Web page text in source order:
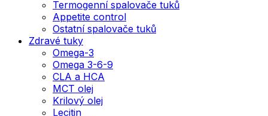
Termogenní spalovače tuků
Appetite control
Ostatní spalovače tuků
Zdravé tuky
Omega-3
Omega 3-6-9
CLA a HCA
MCT olej
Krilový olej
Lecitin